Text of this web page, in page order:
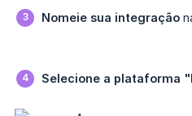
Nomeie sua integração
Selecione a plataforma